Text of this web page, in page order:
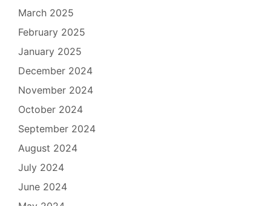
March 2025
February 2025
January 2025
December 2024
November 2024
October 2024
September 2024
August 2024
July 2024
June 2024